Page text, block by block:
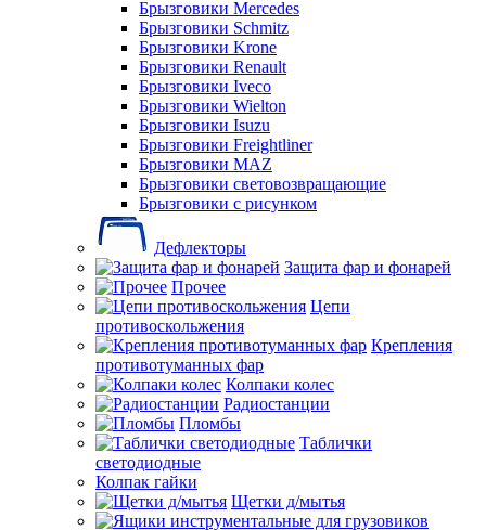
Брызговики Mercedes
Брызговики Schmitz
Брызговики Krone
Брызговики Renault
Брызговики Iveco
Брызговики Wielton
Брызговики Isuzu
Брызговики Freightliner
Брызговики MAZ
Брызговики световозвращающие
Брызговики с рисунком
Дефлекторы
Защита фар и фонарей
Прочее
Цепи
противоскольжения
Крепления
противотуманных фар
Колпаки колес
Радиостанции
Пломбы
Таблички
светодиодные
Колпак гайки
Щетки д/мытья